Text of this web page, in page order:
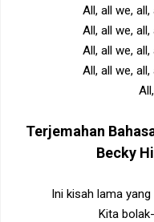
All, all we,
All, all we,
All, all we,
All, all we,
Terjemahan
Becky
Ini kisah lama
Kita